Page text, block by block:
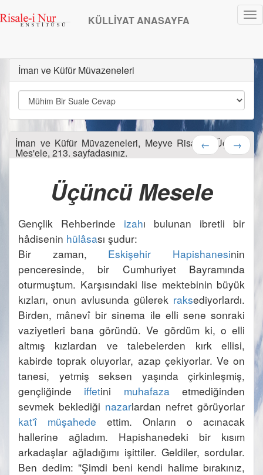
KÜLLİYAT ANASAYFA
İman ve Küfür Müvazeneleri
İman ve Küfür Müvazeneleri, Meyve Risalesi Üçüncü
Mes'ele, 213. sayfadasınız.
← →
Üçüncü Mesele
Gençlik Rehberinde izahı bulunan ibretli bir
hâdisenin hülâsa
Bir zaman, Eskişehir Hapishanesinin
penceresinde, bir Cumhuriyet Bayramında
oturmuştum. Karşısındaki lise mektebinin büyük
kızları, onun avlusunda gülerek raksediyorlardı.
Birden, mânevî bir sinema ile elli sene sonraki
vaziyetleri bana göründü. Ve gördüm ki, o elli
altmış kızlardan ve talebelerden kırk ellisi,
kabirde toprak oluyorlar, azap çekiyorlar. Ve on
tanesi, yetmiş seksen yaşında çirkinleşmiş,
gençliğinde iffetini muhafaza etmediğinden
sevmek beklediği nazar
kat'î
müşahede ettim. Onların o acınacak
hallerine ağladım. Hapishanedeki bir kısım
arkadaşlar ağladığımı işittiler. Geldiler, sordular.
Ben dedim: "Şimdi beni kendi halime bırakınız,